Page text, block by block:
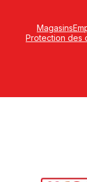
Magasins
Protection des